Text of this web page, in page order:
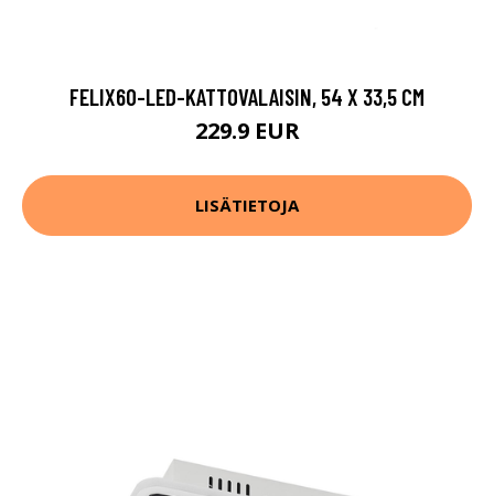
FELIX60-LED-KATTOVALAISIN, 54 X 33,5 CM
229.9 EUR
LISÄTIETOJA